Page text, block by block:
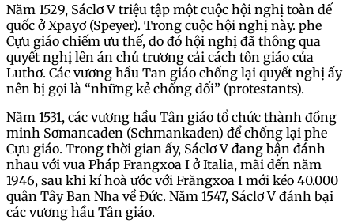
Năm 1529, Sáclơ V triệu tập một cuộc hội nghị toàn đế
quốc ở Xpayơ (Speyer). Trong cuộc hội nghị này. phe
Cựu giáo chiếm ưu thế, do đó hội nghị đã thông qua
quyết nghị lên án chủ trương cải cách tôn giáo của
Luthơ. Các vương hầu Tan giáo chống lại quyết nghị ấy
nên bị gọi là “những kẻ chống đối” (protestants).
Năm 1531, các vương hầu Tân giáo tổ chức thành đồng
minh Sơmancaden (Schmankaden) để chống lại phe
Cựu giáo. Trong thời gian ấy, Sáclơ V đang bận đánh
nhau với vua Pháp Frangxoa I ở Italia, mãi đến năm
1946, sau khi kí hoà ước với Frăngxoa I mới kéo 40.000
quân Tây Ban Nha về Đức. Năm 1547, Sáclơ V đánh bại
các vương hầu Tân giáo.